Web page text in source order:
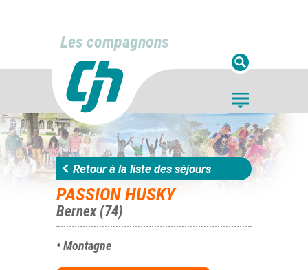
Les compagnons
Retour à la liste des séjours
PASSION HUSKY
Bernex (74)
• Montagne